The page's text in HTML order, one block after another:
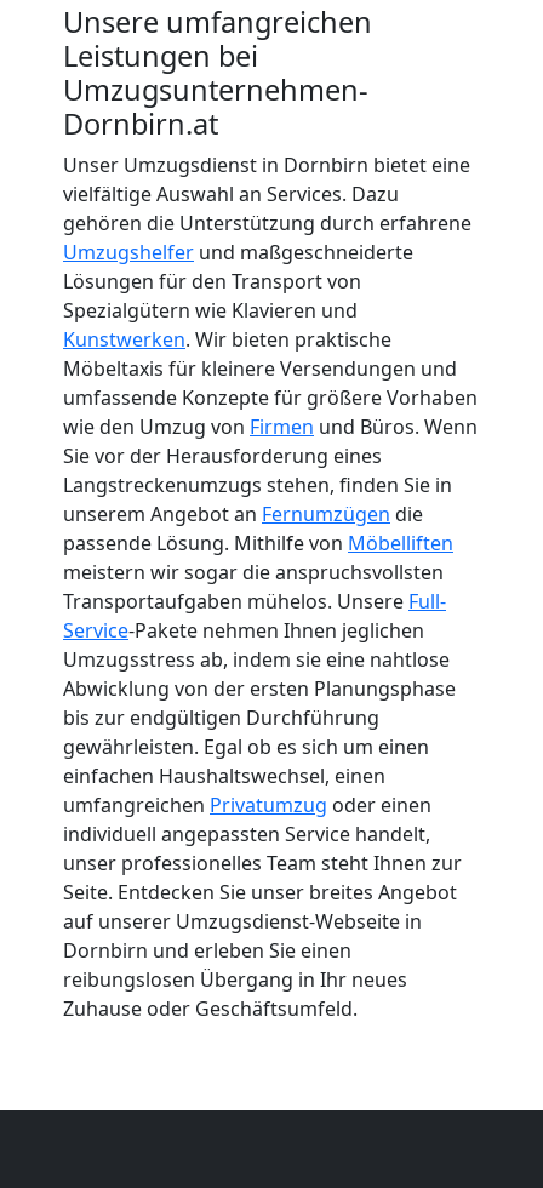
Unsere umfangreichen
Leistungen bei
Umzugsunternehmen-
Dornbirn.at
Unser Umzugsdienst in Dornbirn bietet eine
vielfältige Auswahl an Services. Dazu
gehören die Unterstützung durch erfahrene
Umzugshelfer und maßgeschneiderte
Lösungen für den Transport von
Spezialgütern wie Klavieren und
Kunstwerken. Wir bieten praktische
Möbeltaxis für kleinere Versendungen und
umfassende Konzepte für größere Vorhaben
wie den Umzug von Firmen und Büros. Wenn
Sie vor der Herausforderung eines
Langstreckenumzugs stehen, finden Sie in
unserem Angebot an Fernumzügen die
passende Lösung. Mithilfe von Möbelliften
meistern wir sogar die anspruchsvollsten
Transportaufgaben mühelos. Unsere Full-
Service-Pakete nehmen Ihnen jeglichen
Umzugsstress ab, indem sie eine nahtlose
Abwicklung von der ersten Planungsphase
bis zur endgültigen Durchführung
gewährleisten. Egal ob es sich um einen
einfachen Haushaltswechsel, einen
umfangreichen Privatumzug oder einen
individuell angepassten Service handelt,
unser professionelles Team steht Ihnen zur
Seite. Entdecken Sie unser breites Angebot
auf unserer Umzugsdienst-Webseite in
Dornbirn und erleben Sie einen
reibungslosen Übergang in Ihr neues
Zuhause oder Geschäftsumfeld.